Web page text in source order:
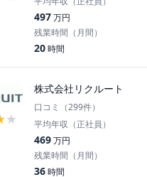
497万円
残業時間（月間）
20時間
★
株式会社リクルート
口コミ（299件）
平均年収（正社員）
469万円
残業時間（月間）
36時間